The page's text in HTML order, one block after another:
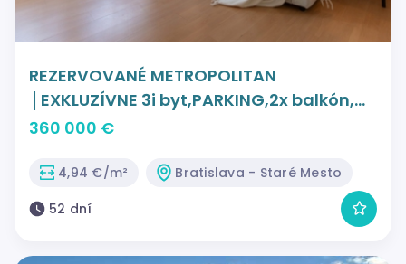
REZERVOVANÉ METROPOLITAN
│EXKLUZÍVNE 3i byt,PARKING,2x balkón,
lodžia
360 000 €
4,94 €/m²
Bratislava - Staré Mesto
52 dní